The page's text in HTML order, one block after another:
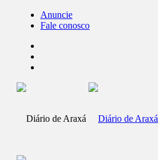
Anuncie
Fale conosco